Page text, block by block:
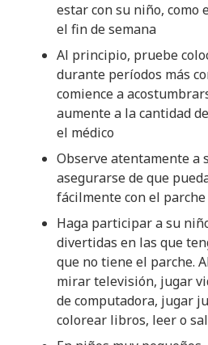
estar con su niño, como
el fin de semana
Al principio, pruebe
durante períodos más
comience a
aumente a la cantidad
el médico
Observe atentamente a
asegurarse de que
fácilmente con el parche
Haga participar a su
divertidas en las que
que no tiene el parche.
mirar televisión, jugar
de computadora, jugar
colorear libros, leer o